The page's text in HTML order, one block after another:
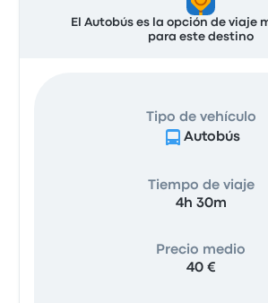
El Autobús es la opción de viaje
para este destino
Tipo de vehículo
Autobús
Tiempo de viaje
4h 30m
Precio medio
40 €